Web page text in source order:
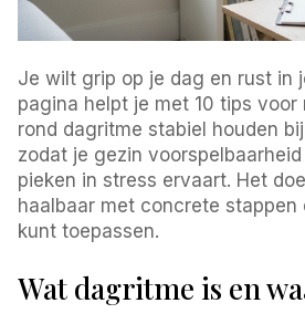
Je wilt grip op je dag en rust in
pagina helpt je met 10 tips voor
rond dagritme stabiel houden
zodat je gezin
pieken in stress ervaart. Het
haalbaar met concrete stappen
kunt toepassen.
Wat dagritme is en